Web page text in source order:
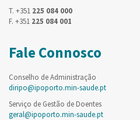
T. +351 225 084 000
F. +351 225 084 001
Fale Connosco
Conselho de Administração
diripo@ipoporto.min-saude.pt
Serviço de Gestão de Doentes
geral@ipoporto.min-saude.pt